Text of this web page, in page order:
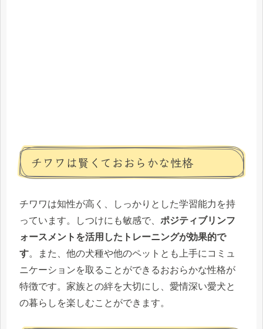
チワワは賢くておおらかな性格
チワワは知性が高く、しっかりとした学習能力を持
っています。しつけにも敏感で、 ポジティブリンフ
ォースメントを活用したトレーニングが効果的で
す。また、他の犬種や他のペットとも上手にコミュ
ニケーションを取ることができるおおらかな性格が
特徴です。家族との絆を大切にし、愛情深い愛犬と
の暮らしを楽しむことができます。